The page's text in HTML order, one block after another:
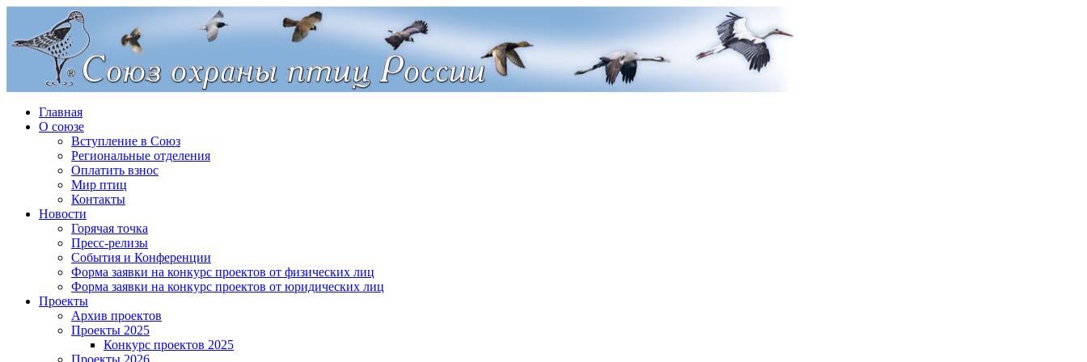
Главная
О союзе
Вступление в Союз
Региональные отделения
Оплатить взнос
Мир птиц
Контакты
Новости
Горячая точка
Пресс-релизы
События и Конференции
Форма заявки на конкурс проектов от физических лиц
Форма заявки на конкурс проектов от юридических лиц
Проекты
Архив проектов
Проекты 2025
Конкурс проектов 2025
Проекты 2026